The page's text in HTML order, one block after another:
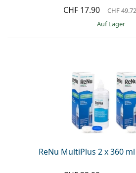
CHF 17.90 CHF 49.72
auf Lager
ReNu MultiPlus 2 x 360